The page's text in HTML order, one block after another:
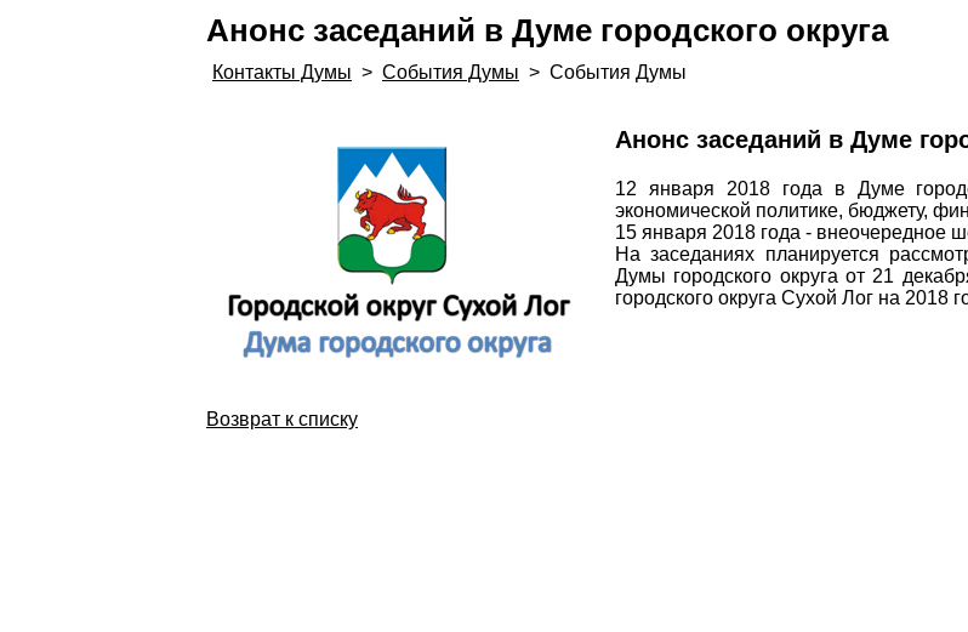
Анонс заседаний в Думе городского округа
Контакты Думы > События Думы > События Думы
Анонс заседаний в Думе
12 января 2018 года в Думе
экономической политике, бюджету,
15 января 2018 года - внеочередное
На заседаниях планируется
Думы городского округа от 21
городского округа Сухой Лог на 2018
Возврат к списку